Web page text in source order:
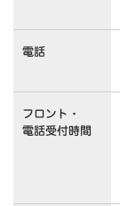
電話
フロント・
電話受付時間